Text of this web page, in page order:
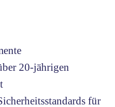
20-jährigen
für